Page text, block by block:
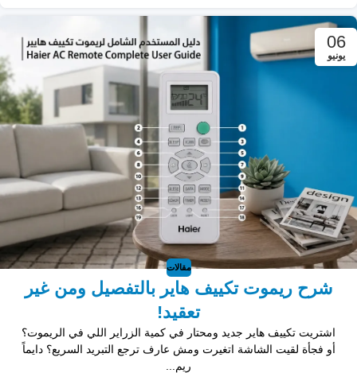
06
يونيو
مقالات
شرح ريموت تكييف هاير بالتفصيل ومن غير
تعقيد!
اشتريت تكييف هاير جديد ومحتار في كمية الزراير اللي في الريموت؟
أو فجأة لقيت الشاشة اتغيرت ومش عارف ترجع التبريد السريع؟ دايماً
ريم...